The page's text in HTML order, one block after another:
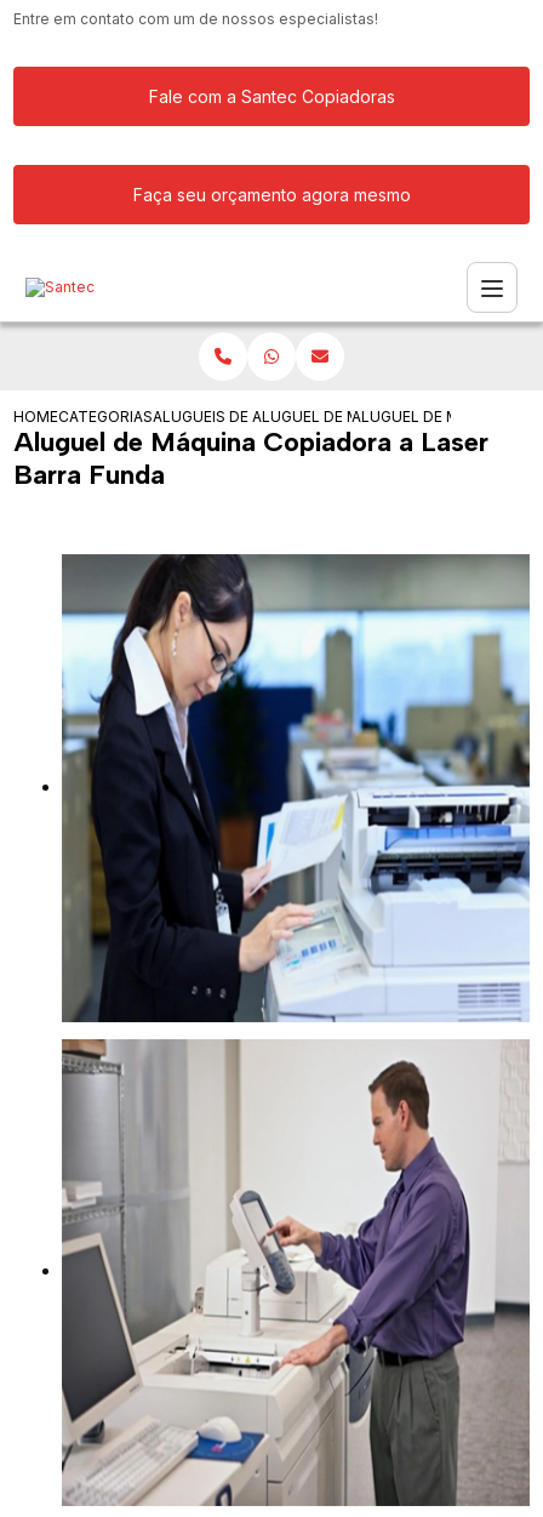
Entre em contato com um de nossos especialistas!
Fale com a Santec Copiadoras
Faça seu orçamento agora mesmo
HOMECATEGORIASALUGUEIS DE COPIADORASALUGUEL DE MAQUINA COPIADORA
ALUGUEL DE MAQUINA
Aluguel de Máquina Copiadora a Laser
Barra Funda